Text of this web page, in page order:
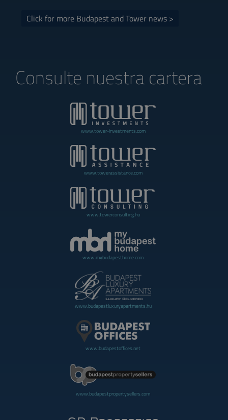
Click for more Budapest and Tower news >
Consulte nuestra cartera
www.tower-investments.com
www.towerassistance.com
www.towerconsulting.hu
www.mybudapesthome.com
www.budapestluxuryapartments.hu
www.budapestoffices.net
www.budapestpropertysellers.com